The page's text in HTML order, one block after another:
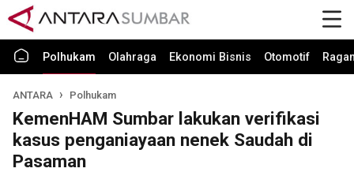
Polhukam Olahraga Ekonomi Bisnis Otomotif
ANTARA Polhukam
KemenHAM Sumbar lakukan verifikasi
kasus penganiayaan nenek Saudah di
Pasaman